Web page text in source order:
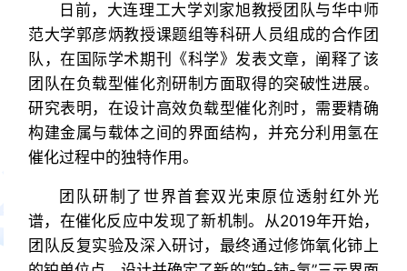
日前，大连理工大学刘家旭教授团队与华中师
范大学郭彦炳教授课题组等科研人员组成的合作团
队，在国际学术期刊《科学》发表文章，阐释了该
团队在负载型催化剂研制方面取得的突破性进展。
研究表明，在设计高效负载型催化剂时，需要精确
构建金属与载体之间的界面结构，并充分利用氢在
催化过程中的独特作用。
团队研制了世界首套双光束原位透射红外光
谱，在催化反应中发现了新机制。从2019年开始，
团队反复实验及深入研讨，最终通过修饰氧化铈上